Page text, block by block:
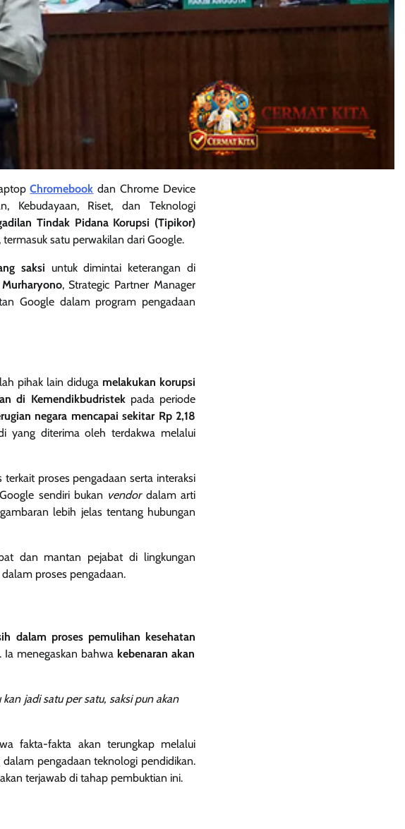
Chromebook dan Chrome Device
Kebudayaan, Riset, dan Teknologi
Tindak Pidana Korupsi (Tipikor)
, termasuk satu perwakilan dari Google.
saksi untuk dimintai keterangan di
, Strategic Partner Manager
Google dalam program pengadaan
pihak lain diduga melakukan korupsi
di Kemendikbudristekpada periode
negara mencapai sekitar Rp 2,18
yang diterima oleh terdakwa melalui
proses pengadaan serta interaksi
sendiri bukan vendordalam arti
lebih jelas tentang hubungan
dan mantan pejabat di lingkungan
proses pengadaan.
dalam proses pemulihan kesehatan
Ia menegaskan bahwa kebenaran akan
jadi satu per satu, saksi pun akan
fakta-fakta akan terungkap melalui
pengadaan teknologi pendidikan.
terjawab di tahap pembuktian ini.